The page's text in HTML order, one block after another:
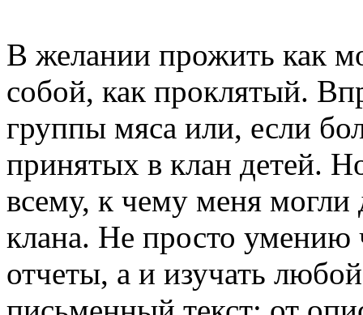
В желании прожить как
собой, как проклятый.
группы мяса или, если
принятых в клан детей.
всему, к чему меня могли
клана. Не просто умению
отчеты, а и изучать